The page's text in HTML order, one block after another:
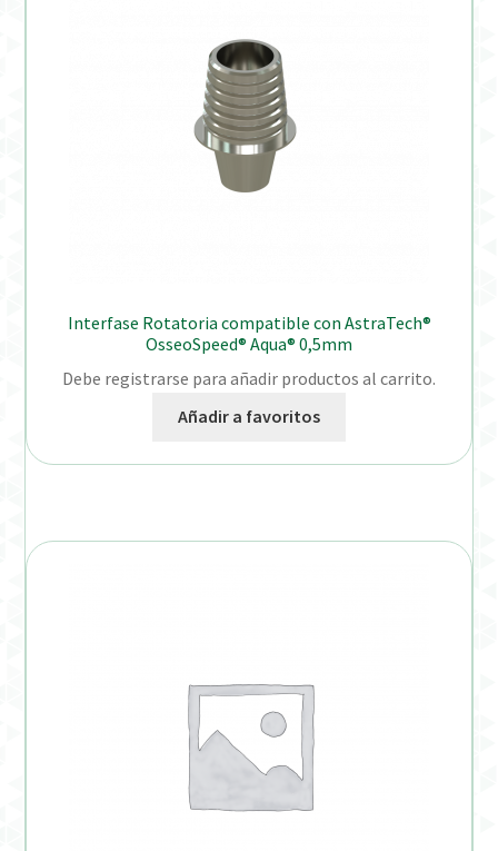
Interfase Rotatoria compatible con AstraTech®
OsseoSpeed® Aqua® 0,5mm
Debe registrarse para añadir productos al carrito.
Añadir a favoritos